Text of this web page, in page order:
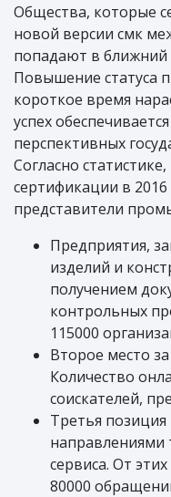
Общества, которые
новой версии смк
попадают в ближний
Повышение статуса
короткое время
успех
перспективных
Согласно
сертификации в
представители
Предприятия,
изделий и
получением
контрольных
115000
Второе место
Количество
соискателей,
Третья
направлениями
сервиса. От
80000